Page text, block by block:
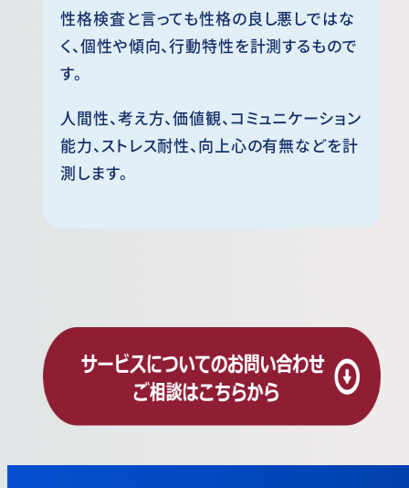
性格検査と言っても性格の良し悪しではな
く、個性や傾向、行動特性を計測するもので
す。
人間性、考え方、価値観、コミュニケーション
能力、ストレス耐性、向上心の有無などを計
測します。